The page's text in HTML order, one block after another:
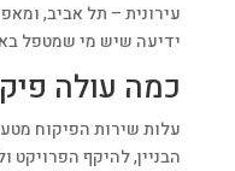
עירונית – תל אביב,
ידיעה שיש מי שמטפל
כמה עולה
עלות שירות הפיקוח
הבניין, להיקף